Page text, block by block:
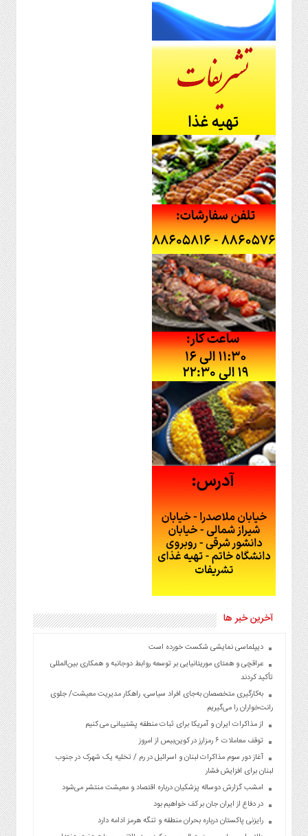
آخرین خبر ها
دیپلماسی نمایشی شکست خورده است
عراقچی و همتای موریتانیایی بر توسعه روابط دوجانبه و همکاری بین‌المللی
تأکید کردند
به‌کارگیری متخصصان به‌جای افراد سیاسی، راهکار مدیریت معیشت/ جلوی
رانت‌خواران را می‌گیریم
از مذاکرات ایران و آمریکا برای ثبات منطقه پشتیبانی می کنیم
توقف معاملات ۶ رمزارز در کوین‌بیس از امروز
آغاز دور سوم مذاکرات لبنان و اسرائیل در رم / تخلیه یک شهرک در جنوب
لبنان برای افزایش فشار
امشب گزارش دوساله پزشکیان درباره اقتصاد و معیشت منتشر می‌شود
در دفاع از ایران جان بر کف خواهیم بود
رایزنی پاکستان درباره بحران منطقه و تنگه هرمز ادامه دارد